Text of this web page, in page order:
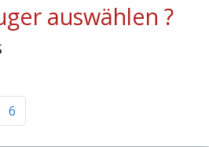
auswählen ?
6